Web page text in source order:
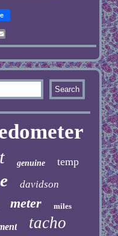
genuine temp
davidson
meter miles
tacho